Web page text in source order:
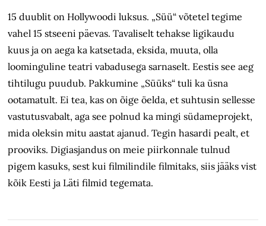
15 duublit on Hollywoodi luksus. „Süü“ võtetel tegime
vahel 15 stseeni päevas. Tavaliselt tehakse ligikaudu
kuus ja on aega ka katsetada, eksida, muuta, olla
loominguline teatri vabadusega sarnaselt. Eestis see aeg
tihtilugu puudub. Pakkumine „Süüks“ tuli ka üsna
ootamatult. Ei tea, kas on õige öelda, et suhtusin sellesse
vastutusvabalt, aga see polnud ka mingi südameprojekt,
mida oleksin mitu aastat ajanud. Tegin hasardi pealt, et
prooviks. Digiasjandus on meie piirkonnale tulnud
pigem kasuks, sest kui filmilindile filmitaks, siis jääks vist
kõik Eesti ja Läti filmid tegemata.